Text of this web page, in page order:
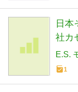
日本
社カ
E.S.
1